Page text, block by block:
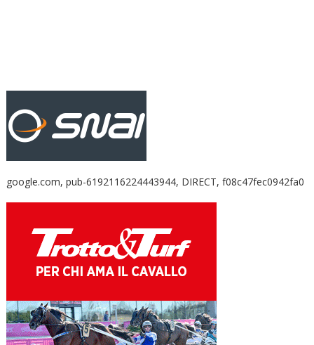
google.com, pub-6192116224443944, DIRECT, f08c47fec0942fa0